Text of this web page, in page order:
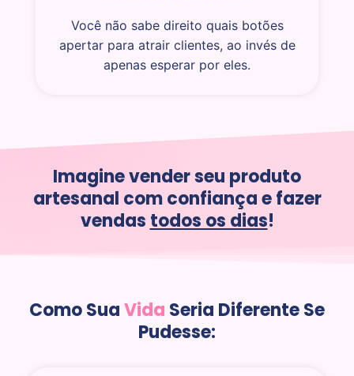
Você não sabe direito quais botões
apertar para atrair clientes, ao invés de
apenas esperar por eles.
Imagine vender seu produto
artesanal com confiança e fazer
vendas todos os dias!
Como SuaVida Seria Diferente Se
Pudesse: